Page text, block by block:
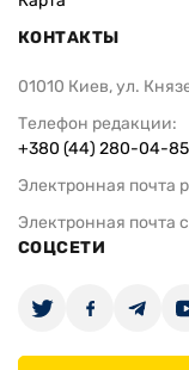
КОНТАКТЫ
01010 Киев, ул.
Телефон редакции:
+380 (44) 280-04-85
Электронная почта
Электронная почта
СОЦСЕТИ